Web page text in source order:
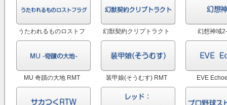
ALL STARS（スクスタ）
うたわれるものロストフ
幻獣契約クリプトラクト
幻想神域
MU 奇蹟の大地 RMT 装甲娘(そうむす) RMT EVE